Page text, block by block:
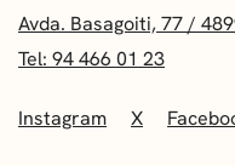
Avda. Basagoiti, 77 /
Tel: 94 466 01 23
Instagram X